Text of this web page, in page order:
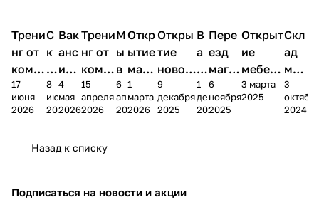
Трени
нг от
комп
ании
Мело
17
июня
2026
С
к
и
д
к
2
8
июня
2026
Вак
анс
ия в
Чеб
окс
4
мая
2026
Трени
нг от
комп
ании
Мело
15
апреля
2026
М
ы
в
М
А
6
апреля
2026
Откр
ытие
мага
зина
в
1
марта
2026
Откры
тие
новог
о
магаз
9
декабря
2025
В
а
к
а
н
1
декабря
2025
Пере
езд
магаз
ина в
г.
6
ноября
2025
Открыт
ие
мебель
ного
салона
3 марта
2025
Скл
ад
меб
ели
пер
3
2024
Назад к списку
Подписаться на новости и акции